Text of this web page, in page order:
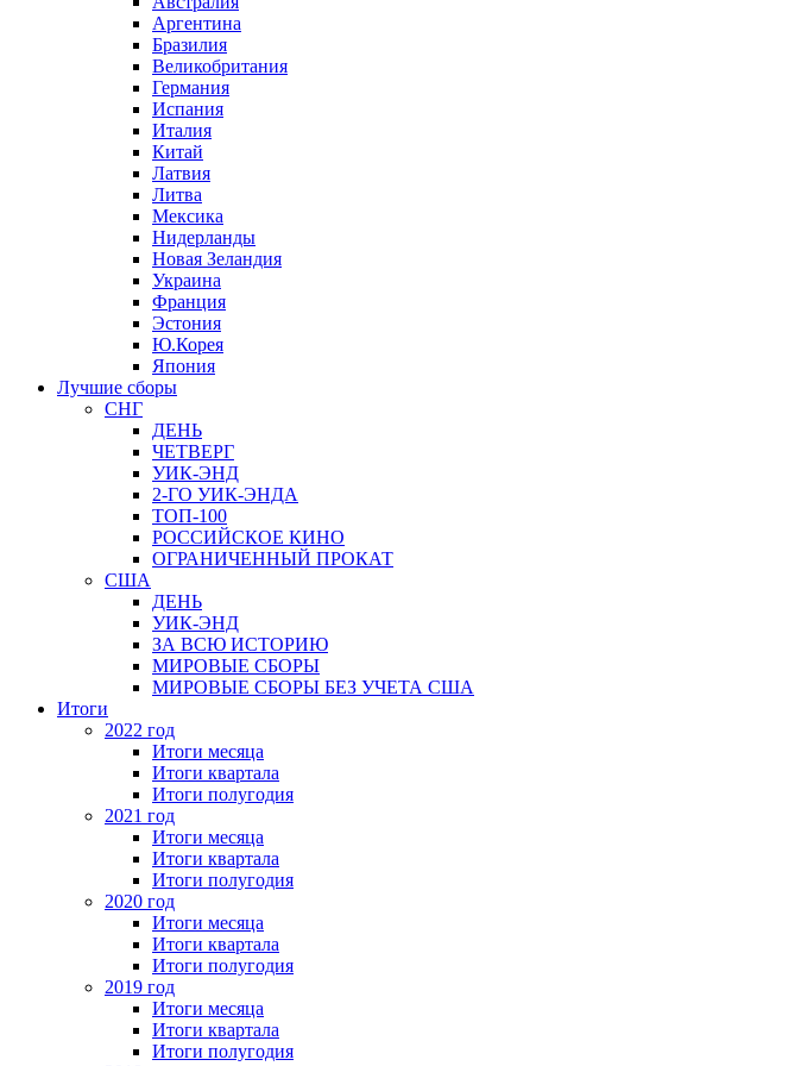
Аргентина
Бразилия
Великобритания
Германия
Испания
Италия
Китай
Латвия
Литва
Мексика
Нидерланды
Новая Зеландия
Украина
Франция
Эстония
Ю.Корея
Япония
Лучшие сборы
СНГ
ДЕНЬ
ЧЕТВЕРГ
УИК-ЭНД
2-ГО УИК-ЭНДА
ТОП-100
РОССИЙСКОЕ КИНО
ОГРАНИЧЕННЫЙ ПРОКАТ
США
ДЕНЬ
УИК-ЭНД
ЗА ВСЮ ИСТОРИЮ
МИРОВЫЕ СБОРЫ
МИРОВЫЕ СБОРЫ БЕЗ УЧЕТА США
Итоги
2022 год
Итоги месяца
Итоги квартала
Итоги полугодия
2021 год
Итоги месяца
Итоги квартала
Итоги полугодия
2020 год
Итоги месяца
Итоги квартала
Итоги полугодия
2019 год
Итоги месяца
Итоги квартала
Итоги полугодия